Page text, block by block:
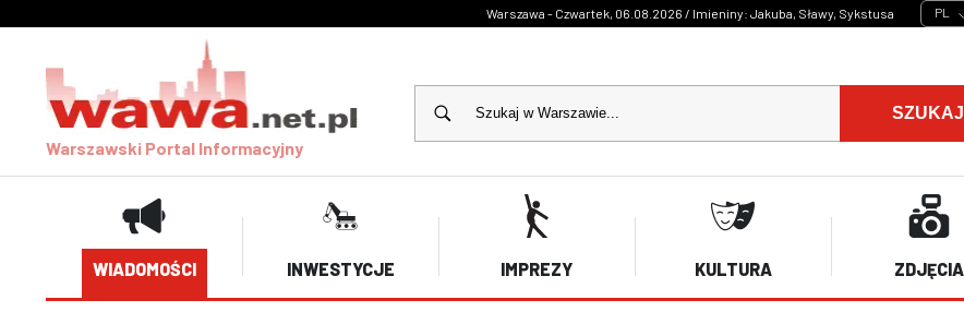
Warszawa - Czwartek, 06.08.2026 / Imieniny: Jakuba, Sławy, Sykstusa PL
Warszawski Portal Informacyjny
SZUKAJ
WIADOMOŚCI INWESTYCJE IMPREZY KULTURA ZDJĘCIA